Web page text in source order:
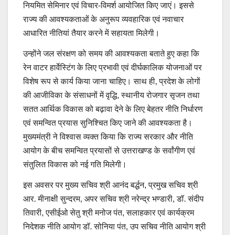
नियमित सेमिनार एवं विचार-विमर्श आयोजित किए जाएं। इससे
राज्य की आवश्यकताओं के अनुरूप व्यवहारिक एवं नवाचार
आधारित नीतियां तैयार करने में सहायता मिलेगी।
उन्होंने जल संरक्षण को समय की आवश्यकता बताते हुए कहा कि
रेन वाटर हार्वेस्टिंग के लिए प्रभावी एवं दीर्घकालिक योजनाओं पर
विशेष रूप से कार्य किया जाना चाहिए। साथ ही, प्रदेश के लोगों
की आजीविका के संसाधनों में वृद्धि, स्थानीय रोजगार सृजन तथा
सतत आर्थिक विकास को बढ़ावा देने के लिए बेहतर नीति निर्धारण
एवं समन्वित प्रयास सुनिश्चित किए जाने की आवश्यकता है।
मुख्यमंत्री ने विश्वास व्यक्त किया कि राज्य सरकार और नीति
आयोग के बीच समन्वित प्रयासों से उत्तराखण्ड के सर्वांगीण एवं
संतुलित विकास को नई गति मिलेगी।
इस अवसर पर मुख्य सचिव श्री आनंद बर्द्धन, प्रमुख सचिव श्री
आर. मीनाक्षी सुन्दरम, अपर सचिव श्री नरेन्द्र भण्डारी, डॉ. संदीप
तिवारी, एसीईओ सेतु श्री मनोज पंत, सलाहकार एवं कार्यक्रम
निदेशक नीति आयोग डॉ. सोनिया पंत, उप सचिव नीति आयोग श्री